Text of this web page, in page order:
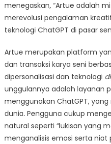
menegaskan, “Artue adalah
merevolusi pengalaman
teknologi ChatGPT di pasar
Artue merupakan platform
dan transaksi karya seni
dipersonalisasi dan teknologi
unggulannya adalah layanan
menggunakan ChatGPT,
dunia. Pengguna cukup
natural seperti “lukisan yang
menganalisis emosi serta niat